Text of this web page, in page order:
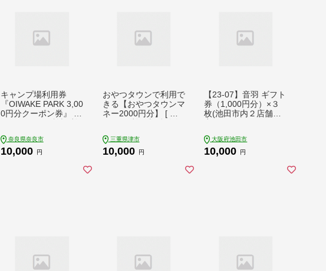
キャンプ場利用券
『OIWAKE PARK 3,00
0円分クーポン券』 お
利用券 奈良県 奈良市
なら 10-023
奈良県奈良市
10,000 円
おやつタウンで利用で
きる【おやつタウンマ
ネー2000円分】 [ チ
ターラーメン オリジ
ナル 関西 ] 入場券 優
三重県津市
10,000 円
【23-07】音羽 ギフト
券（1,000円分）×３
枚(池田市内２店舗限
大阪府池田市
10,000 円